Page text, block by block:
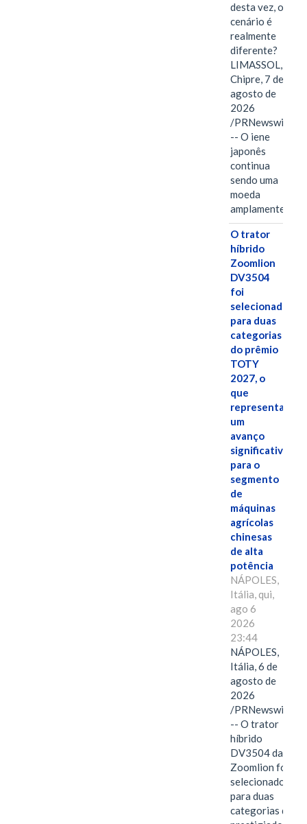
desta vez, o
cenário é
realmente
diferente?
LIMASSOL,
Chipre, 7 de
agosto de
2026
/PRNewswire/
-- O iene
japonês
continua
sendo uma
moeda
amplamente…
O trator
híbrido
Zoomlion
DV3504
foi
selecionado
para duas
categorias
do prêmio
TOTY
2027, o
que
representa
um
avanço
significativo
para o
segmento
de
máquinas
agrícolas
chinesas
de alta
potência
NÁPOLES,
Itália, qui,
ago 6
2026
23:44
NÁPOLES,
Itália, 6 de
agosto de
2026
/PRNewswire/
-- O trator
híbrido
DV3504 da
Zoomlion foi
selecionado
para duas
categorias do